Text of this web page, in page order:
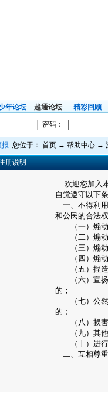
年论坛 越通论坛 精彩回顾
密码：
报 您位于： 首页 → 帮助中心 →
册说明
欢迎您加入
自觉遵守以下
一、不得利
和公民的合法
（一）煽动
（二）煽动
（三）煽动
（四）煽动
（五）捏造
（六）宣扬
的；
（七）公然
的；
（八）损害
（九）其他
（十）进行
二、互相尊